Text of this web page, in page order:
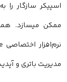
اسپیکر سازگار
نرم‌افزار اختصاصی
مدیریت باتری و